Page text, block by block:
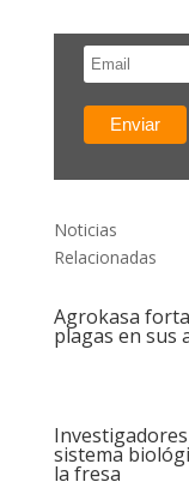
Noticias
Relacionadas
Agrokasa
plagas en sus
sistema
la fresa